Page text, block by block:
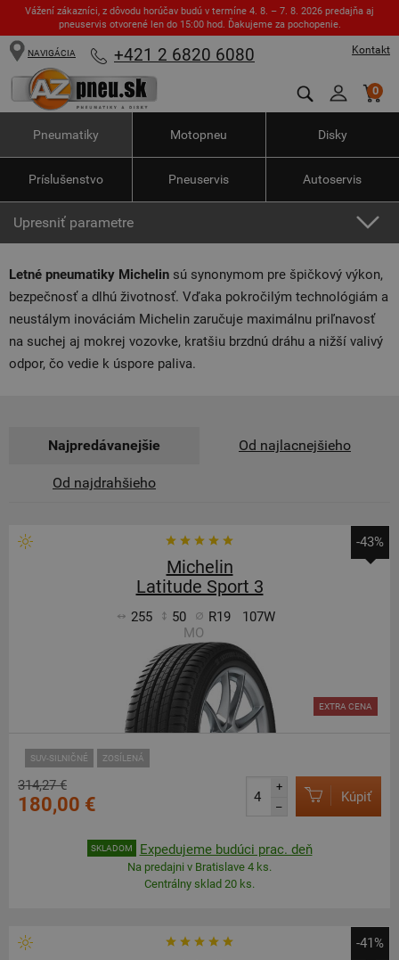
Vážení zákazníci, z dôvodu horúčav budú v termíne 4. 8. – 7. 8. 2026 predajňa aj
pneuservis otvorené len do 15:00 hod. Ďakujeme za pochopenie.
Kontakt
NAVIGÁCIA +421 2 6820 6080
0
Pneumatiky Motopneu Disky
Príslušenstvo Pneuservis Autoservis
Upresniť parametre
Letné pneumatiky Michelin sú synonymom pre špičkový výkon,
bezpečnosť a dlhú životnosť. Vďaka pokročilým technológiám a
neustálym inováciám Michelin zaručuje maximálnu priľnavosť
na suchej aj mokrej vozovke, kratšiu brzdnú dráhu a nižší valivý
odpor, čo vedie k úspore paliva.
Najpredávanejšie Od najlacnejšieho
Od najdrahšieho
-43%
Michelin
Latitude Sport 3
255 50 R19
107W
MO
SUV-SILNIČNÉ ZOSÍLENÁ
EXTRA CENA
314,27 €
180,00 €
+
–
Kúpiť
SKLADOM Expedujeme budúci prac. deň
Na predajni v Bratislave 4 ks.
Centrálny sklad 20 ks.
-41%